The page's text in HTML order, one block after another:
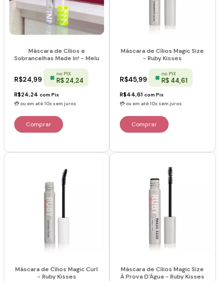
Máscara de Cílios e
Sobrancelhas Made In! - Melu
R$24,99
no PIX
R$ 24,24
R$24,24 com Pix
Máscara de Cílios Magic Size
- Ruby Kisses
R$45,99
no PIX
R$ 44,61
R$44,61 com Pix
Máscara de Cílios Magic Curl
- Ruby Kisses
Máscara de Cílios Magic Size
À Prova D'Água - Ruby Kisses